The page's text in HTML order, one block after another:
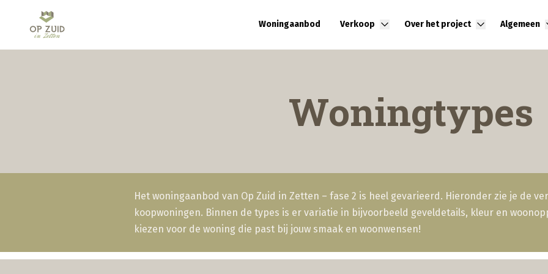
Woningaanbod Verkoop (Toon subnavigatie - Ingeklapt)
Over het project (ToonAlgemeen
Woningtypes
Het woningaanbod van Op Zuid in Zetten – fase 2 is heel gevarieerd. Hieronder zie je de
koopwoningen. Binnen de types is er variatie in bijvoorbeeld geveldetails, kleur en
kiezen voor de woning die past bij jouw smaak en woonwensen!